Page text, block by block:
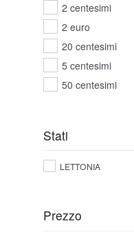
2 centesimi
2 euro
20 centesimi
5 centesimi
50 centesimi
Stati
LETTONIA
Prezzo